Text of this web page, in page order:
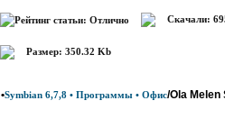
Скачали:
Размер: 350.32 Kb
•Symbian 6,7,8 • Программы • Офис/Ola Melen